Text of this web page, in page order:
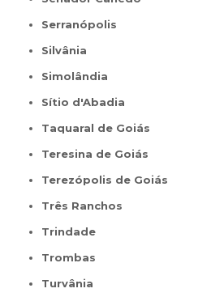
Serranópolis
Silvânia
Simolândia
Sítio d'Abadia
Taquaral de Goiás
Teresina de Goiás
Terezópolis de Goiás
Três Ranchos
Trindade
Trombas
Turvânia